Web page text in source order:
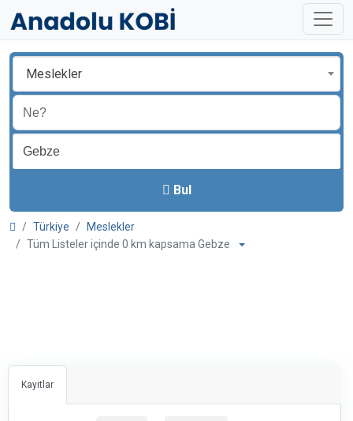
Meslekler
Bul
Türkiye
Meslekler
Tüm Listeler içinde 0 km kapsama Gebze
Kayıtlar